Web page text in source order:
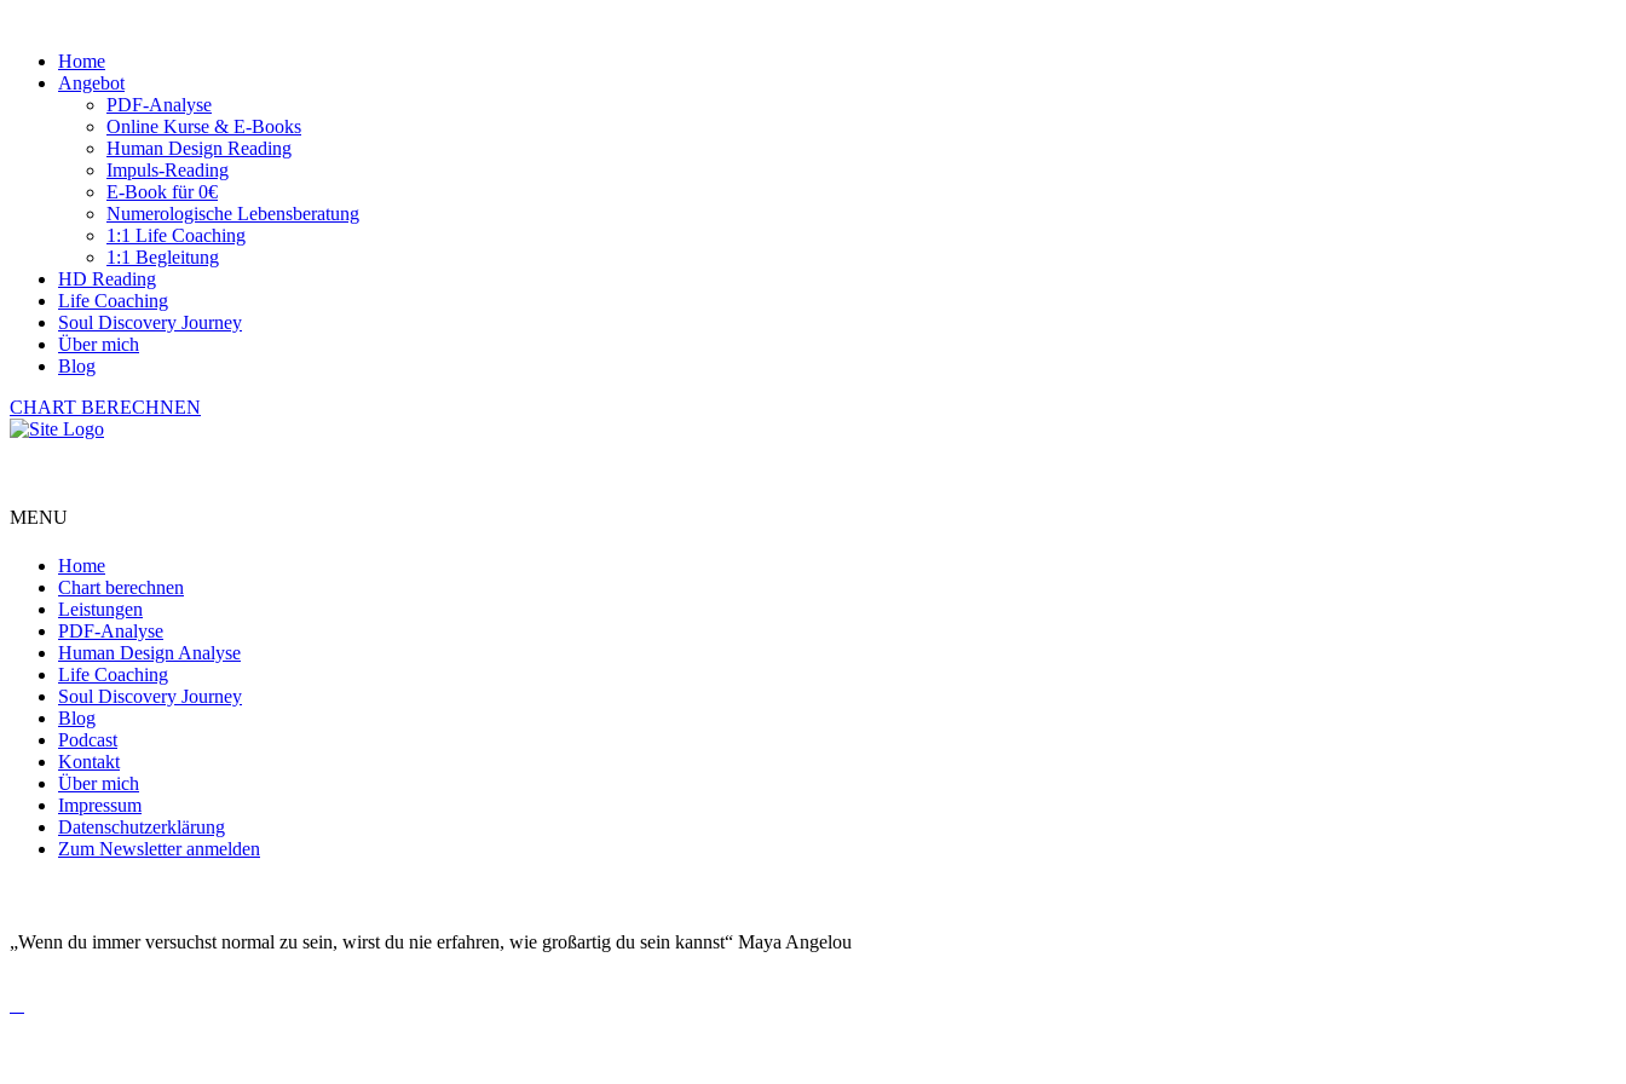
Home
Angebot
PDF-Analyse
Online Kurse & E-Books
Human Design Reading
Impuls-Reading
E-Book für 0€
Numerologische Lebensberatung
1:1 Life Coaching
1:1 Begleitung
HD Reading
Life Coaching
Soul Discovery Journey
Über mich
Blog
CHART BERECHNEN
MENU
Home
Chart berechnen
Leistungen
PDF-Analyse
Human Design Analyse
Life Coaching
Soul Discovery Journey
Blog
Podcast
Kontakt
Über mich
Impressum
Datenschutzerklärung
Zum Newsletter anmelden
„Wenn du immer versuchst normal zu sein, wirst du nie erfahren, wie großartig du sein kannst“ Maya Angelou